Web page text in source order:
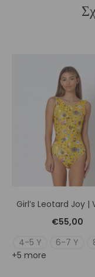
Girl’s Leotard Joy |
€55,00
4-5 Y
6-7 Y
+5 more